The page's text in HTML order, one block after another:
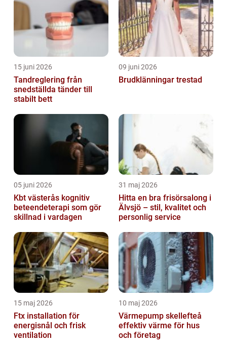
15 juni 2026
Tandreglering från
snedställda tänder till
stabilt bett
09 juni 2026
Brudklänningar trestad
05 juni 2026
Kbt västerås kognitiv
beteendeterapi som gör
skillnad i vardagen
31 maj 2026
Hitta en bra frisörsalong i
Älvsjö – stil, kvalitet och
personlig service
15 maj 2026
Ftx installation för
energisnål och frisk
ventilation
10 maj 2026
Värmepump skellefteå
effektiv värme för hus
och företag